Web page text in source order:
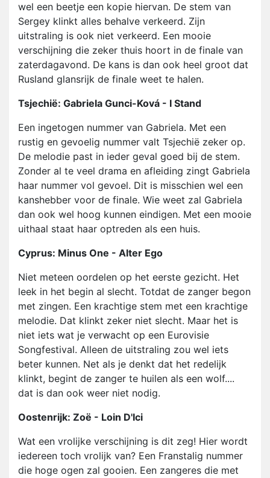
wel een beetje een kopie hiervan. De stem van
Sergey klinkt alles behalve verkeerd. Zijn
uitstraling is ook niet verkeerd. Een mooie
verschijning die zeker thuis hoort in de finale van
zaterdagavond. De kans is dan ook heel groot dat
Rusland glansrijk de finale weet te halen.
Tsjechië: Gabriela Gunci-Ková - I Stand
Een ingetogen nummer van Gabriela. Met een
rustig en gevoelig nummer valt Tsjechië zeker op.
De melodie past in ieder geval goed bij de stem.
Zonder al te veel drama en afleiding zingt Gabriela
haar nummer vol gevoel. Dit is misschien wel een
kanshebber voor de finale. Wie weet zal Gabriela
dan ook wel hoog kunnen eindigen. Met een mooie
uithaal staat haar optreden als een huis.
Cyprus: Minus One - Alter Ego
Niet meteen oordelen op het eerste gezicht. Het
leek in het begin al slecht. Totdat de zanger begon
met zingen. Een krachtige stem met een krachtige
melodie. Dat klinkt zeker niet slecht. Maar het is
niet iets wat je verwacht op een Eurovisie
Songfestival. Alleen de uitstraling zou wel iets
beter kunnen. Net als je denkt dat het redelijk
klinkt, begint de zanger te huilen als een wolf....
dat is dan ook weer niet nodig.
Oostenrijk: Zoë - Loin D'Ici
Wat een vrolijke verschijning is dit zeg! Hier wordt
iedereen toch vrolijk van? Een Franstalig nummer
die hoge ogen zal gooien. Een zangeres die met